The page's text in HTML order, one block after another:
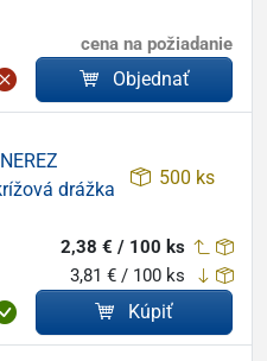
cena na požiadanie
Objednať
drážka
500 ks
2,38 € / 100 ks
3,81 € / 100 ks
Kúpiť